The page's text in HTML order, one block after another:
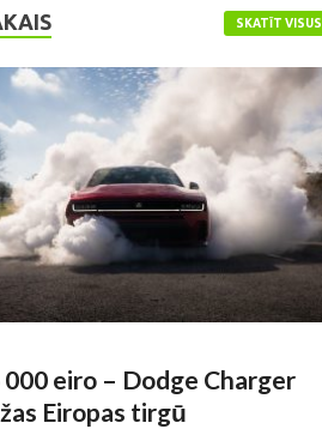
SKATĪT VISUS
000 eiro – Dodge Charger
Eiropas tirgū